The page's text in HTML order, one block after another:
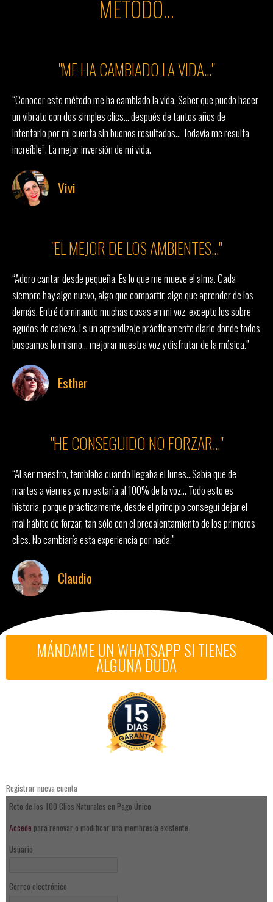
MÉTODO...
"ME HA CAMBIADO LA VIDA..."
“Conocer este método me ha cambiado la vida. Saber que puedo hacer
un vibrato con dos simples clics… después de tantos años de
intentarlo por mi cuenta sin buenos resultados… Todavía me resulta
increíble”. La mejor inversión de mi vida.
Vivi
"EL MEJOR DE LOS AMBIENTES..."
“Adoro cantar desde pequeña. Es lo que me mueve el alma. Cada
siempre hay algo nuevo, algo que compartir, algo que aprender de los
demás. Entré dominando muchas cosas en mi voz, excepto los sobre
agudos de cabeza. Es un aprendizaje prácticamente diario donde todos
buscamos lo mismo… mejorar nuestra voz y disfrutar de la música.”
Esther
"HE CONSEGUIDO NO FORZAR..."
“Al ser maestro, temblaba cuando llegaba el lunes…Sabía que de
martes a viernes ya no estaría al 100% de la voz… Todo esto es
historia, porque prácticamente, desde el principio conseguí dejar el
mal hábito de forzar, tan sólo con el precalentamiento de los primeros
clics. No cambiaría esta experiencia por nada.”
Claudio
MÁNDAME UN WHATSAPP SI TIENES
ALGUNA DUDA
Registrar nueva cuenta
Reto de los 100 Clics Naturales en Pago Único
Accede para renovar o modificar una membresía existente.
Usuario
Correo electrónico